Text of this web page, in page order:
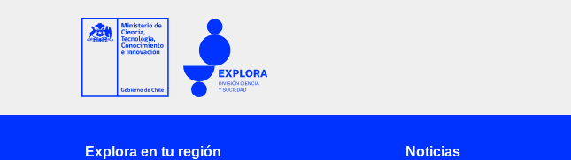
Explora en tu región Noticias